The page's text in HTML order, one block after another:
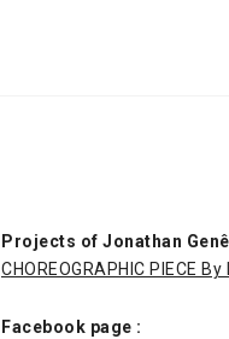
Projects of Jonathan
CHOREOGRAPHIC PIECE
Facebook page :